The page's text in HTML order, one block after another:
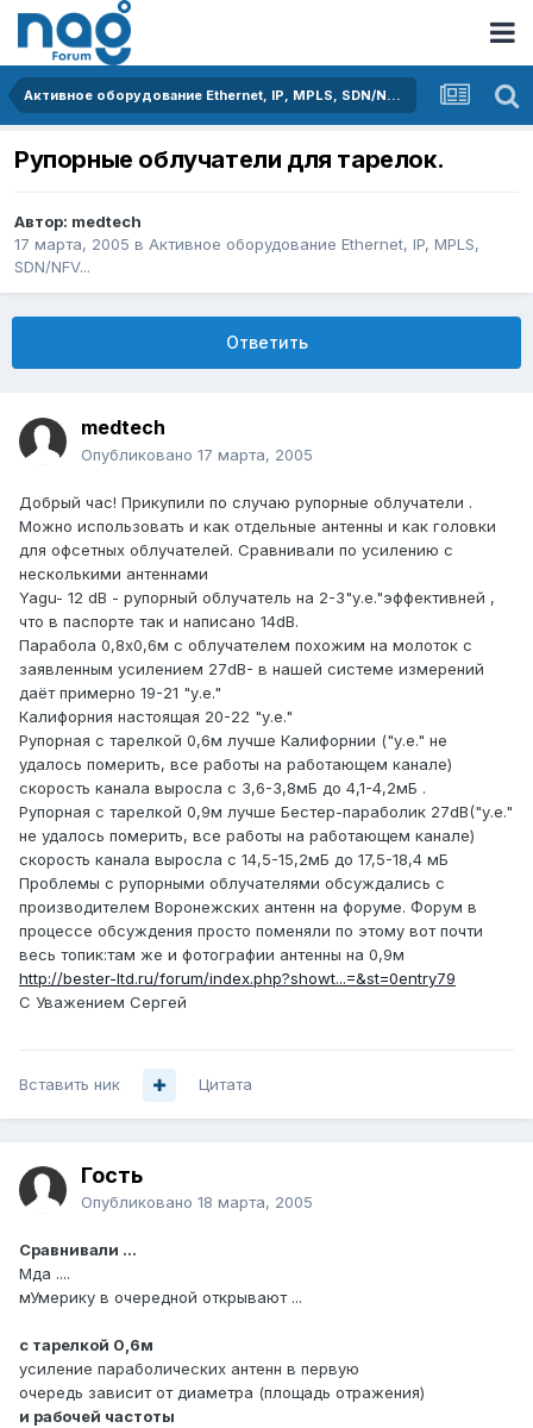
Активное оборудование Ethernet, IP, MPLS, SDN/NFV...
Рупорные облучатели для тарелок.
Автор: medtech
17 марта, 2005 в Активное оборудование Ethernet, IP, MPLS,
SDN/NFV...
Ответить
medtech
Опубликовано 17 марта, 2005
Добрый час! Прикупили по случаю рупорные облучатели .
Можно использовать и как отдельные антенны и как головки
для офсетных облучателей. Сравнивали по усилению с
несколькими антеннами
Yagu- 12 dB - рупорный облучатель на 2-3"у.е."эффективней ,
что в паспорте так и написано 14dB.
Парабола 0,8х0,6м с облучателем похожим на молоток с
заявленным усилением 27dB- в нашей системе измерений
даёт примерно 19-21 "у.е."
Калифорния настоящая 20-22 "у.е."
Рупорная с тарелкой 0,6м лучше Калифорнии ("у.е." не
удалось померить, все работы на работающем канале)
скорость канала выросла с 3,6-3,8мБ до 4,1-4,2мБ .
Рупорная с тарелкой 0,9м лучше Бестер-параболик 27dB("у.е."
не удалось померить, все работы на работающем канале)
скорость канала выросла с 14,5-15,2мБ до 17,5-18,4 мБ
Проблемы с рупорными облучателями обсуждались с
производителем Воронежских антенн на форуме. Форум в
процессе обсуждения просто поменяли по этому вот почти
весь топик:там же и фотографии антенны на 0,9м
http://bester-ltd.ru/forum/index.php?showt...=&st=0entry79
C Уважением Сергей
Вставить ник Цитата
Гость
Опубликовано 18 марта, 2005
Сравнивали ...
Мда ....
мУмерику в очередной открывают ...
с тарелкой 0,6м
усиление параболических антенн в первую
очередь зависит от диаметра (площадь отражения)
и рабочей частоты